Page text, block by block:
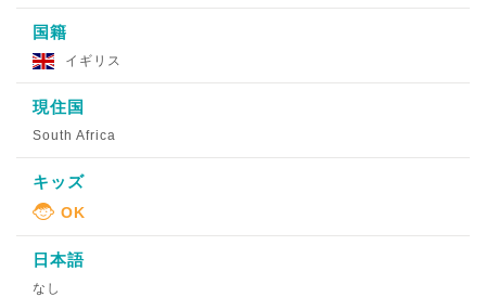
国籍
イギリス
現住国
South Africa
キッズ
日本語
なし